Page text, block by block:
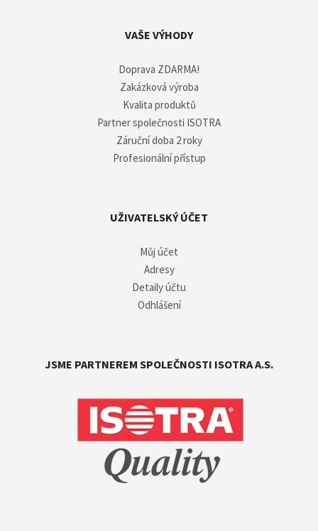
VAŠE VÝHODY
Doprava ZDARMA!
Zakázková výroba
Kvalita produktů
Partner společnosti ISOTRA
Záruční doba 2 roky
Profesionální přístup
UŽIVATELSKÝ ÚČET
Můj účet
Adresy
Detaily účtu
Odhlášení
JSME PARTNEREM SPOLEČNOSTI ISOTRA A.S.